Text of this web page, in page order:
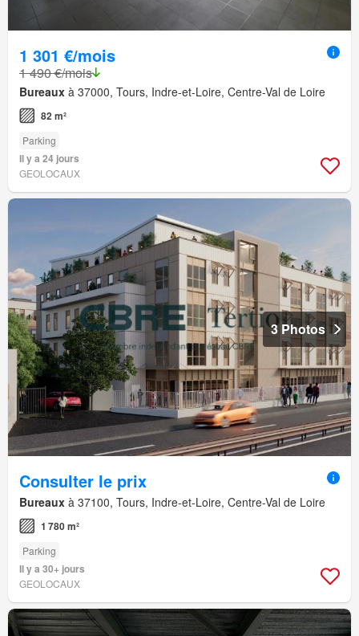
1 301 €/mois
1 490 €/mois
Bureaux à 37000, Tours, Indre-et-Loire, Centre-Val de Loire
82 m²
Parking
Il y a 24 jours
GEOLOCAUX
3 Photos
Consulter le prix
Bureaux à 37100, Tours, Indre-et-Loire, Centre-Val de Loire
1 780 m²
Parking
Il y a 30+ jours
GEOLOCAUX